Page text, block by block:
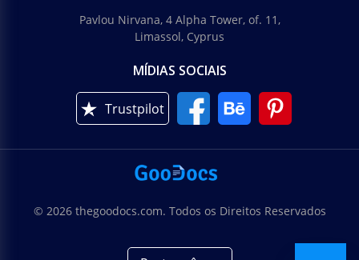
Pavlou Nirvana, 4 Alpha Tower, of. 11,
Limassol, Cyprus
MÍDIAS SOCIAIS
Trustpilot
© 2026 thegoodocs.com. Todos os Direitos Reservados